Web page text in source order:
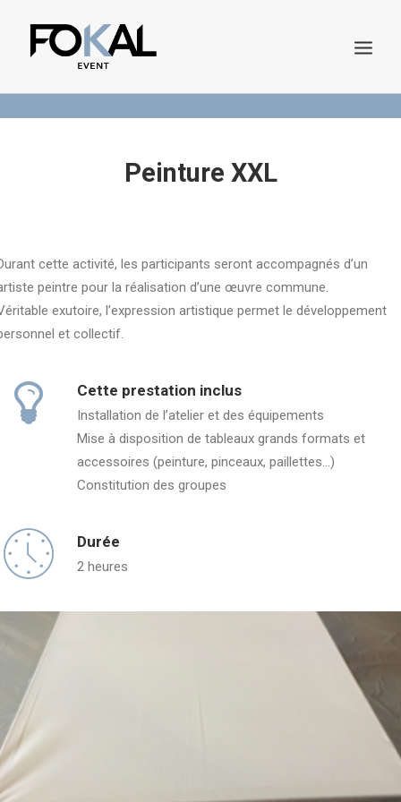
DEMANDE DE DEVIS
Peinture XXL
cette activité, les participants seront accompagnés d’un
peintre pour la réalisation d’une œuvre commune.
exutoire, l’expression artistique permet le développement
et collectif.
Cette prestation inclus
Installation de l’atelier et des équipements
Mise à disposition de tableaux grands formats et
accessoires (peinture, pinceaux, paillettes...)
Constitution des groupes
Durée
2 heures